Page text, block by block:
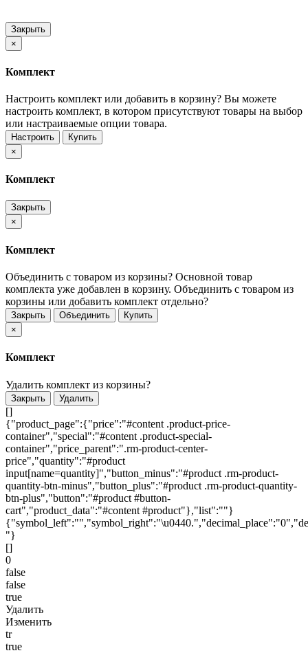
Закрыть
×
Комплект
Настроить комплект или добавить в корзину? Вы можете
настроить комплект, в котором присутствуют товары на выбор
или настраиваемые опции товара.
Настроить
Купить
×
Комплект
Закрыть
×
Комплект
Объединить с товаром из корзины? Основной товар
комплекта уже добавлен в корзину. Объединить с товаром из
корзины или добавить комплект отдельно?
Закрыть Объединить
Купить
×
Комплект
Удалить комплект из корзины?
Закрыть Удалить
[]
{"product_page":{"price":"#content .product-price-
container","special":"#content .product-special-
container","price_parent":".rm-product-center-
price","quantity":"#product
input[name=quantity]","button_minus":"#product .rm-product-
quantity-btn-minus","button_plus":"#product .rm-product-quantity-
btn-plus","button":"#product #button-
cart","product_data":"#content #product"},"list":""}
"}
[]
0
false
false
true
Удалить
Изменить
tr
true